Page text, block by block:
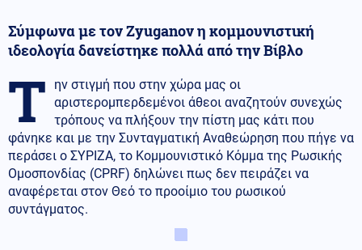
Σύμφωνα με τον Zyuganov η κομμουνιστική
ιδεολογία δανείστηκε πολλά από την Βίβλο
Τ
ην στιγμή που στην χώρα μας οι
αριστερομπερδεμένοι άθεοι αναζητούν συνεχώς
τρόπους να πλήξουν την πίστη μας κάτι που
φάνηκε και με την Συνταγματική Αναθεώρηση που πήγε να
περάσει ο ΣΥΡΙΖΑ, το Κομμουνιστικό Κόμμα της Ρωσικής
Ομοσπονδίας (CPRF) δηλώνει πως δεν πειράζει να
αναφέρεται στον Θεό το προοίμιο του ρωσικού
συντάγματος.